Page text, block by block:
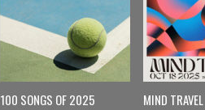
100 SONGS OF 2025 MIND TRAVEL